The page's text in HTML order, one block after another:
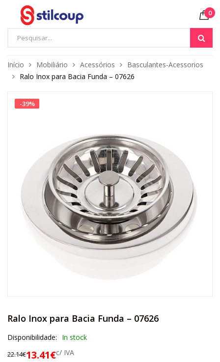
0
Início Mobiliário Acessórios
Basculantes-Acessorios
Ralo Inox para Bacia Funda – 07626
-39%
Ralo Inox para Bacia Funda – 07626
Disponibilidade: In stock
22.14€13.41€c/ IVA